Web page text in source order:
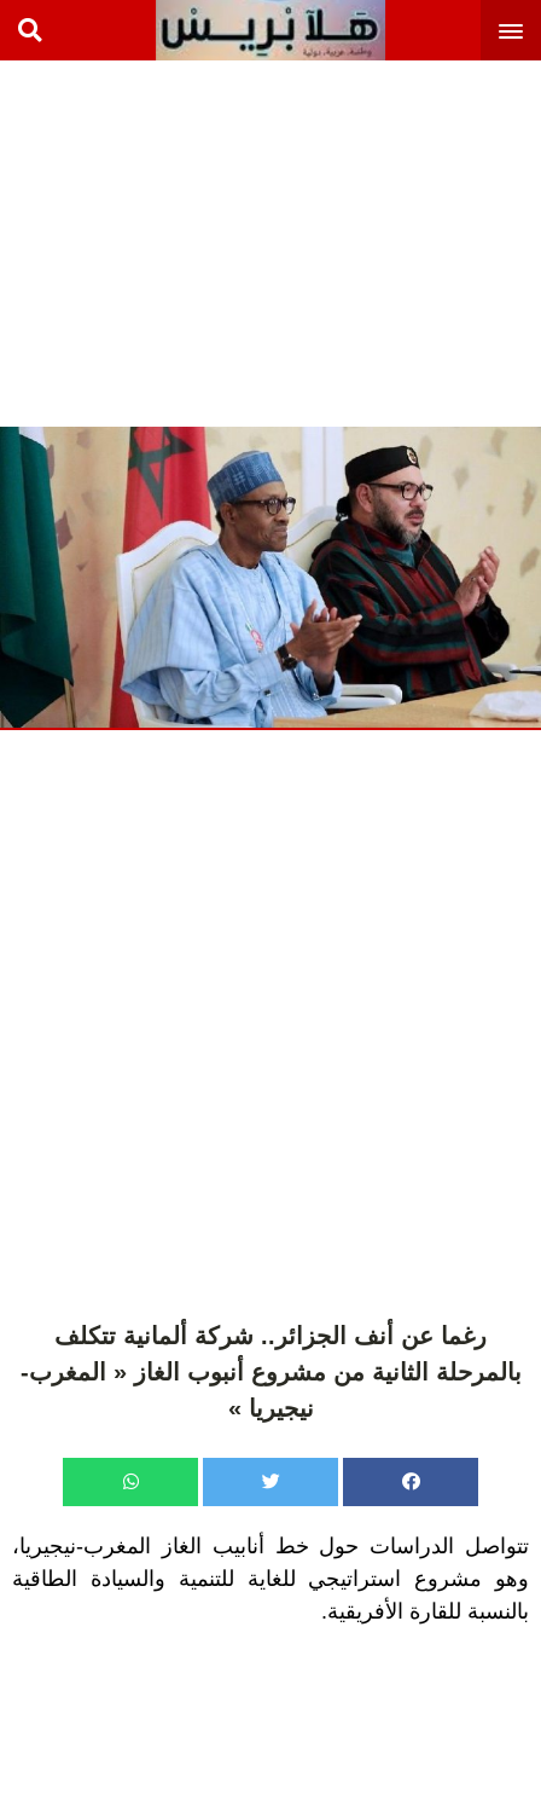
رغما عن أنف الجزائر.. شركة ألمانية تتكلف
بالمرحلة الثانية من مشروع أنبوب الغاز « المغرب-
نيجيريا »
تتواصل الدراسات حول خط أنابيب الغاز المغرب-نيجيريا،
وهو مشروع استراتيجي للغاية للتنمية والسيادة الطاقية
بالنسبة للقارة الأفريقية.